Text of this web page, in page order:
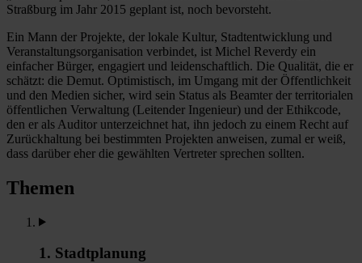
Straßburg im Jahr 2015 geplant ist, noch bevorsteht.
Ein Mann der Projekte, der lokale Kultur, Stadtentwicklung und
Veranstaltungsorganisation verbindet, ist Michel Reverdy ein
einfacher Bürger, engagiert und leidenschaftlich. Die Qualität, die er
schätzt: die Demut. Optimistisch, im Umgang mit der Öffentlichkeit
und den Medien sicher, wird sein Status als Beamter der territorialen
öffentlichen Verwaltung (Leitender Ingenieur) und der Ethikcode,
den er als Auditor unterzeichnet hat, ihn jedoch zu einem Recht auf
Zurückhaltung bei bestimmten Projekten anweisen, zumal er weiß,
dass darüber eher die gewählten Vertreter sprechen sollten.
Themen
1. Stadtplanung